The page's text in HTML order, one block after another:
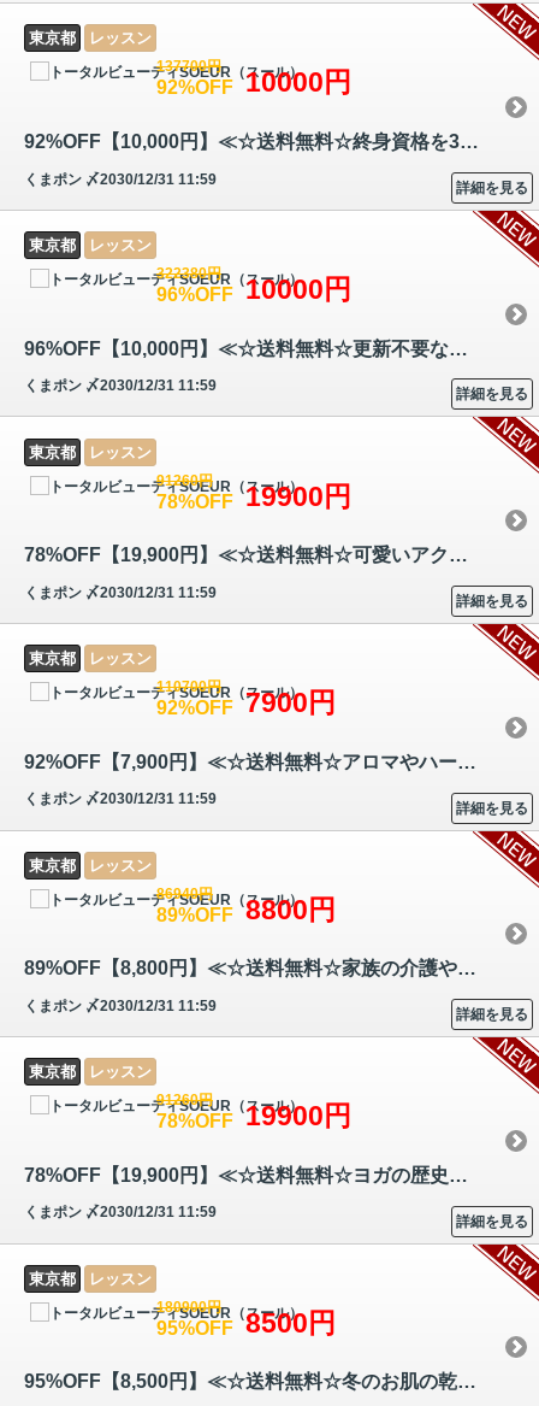
東京都 レッスン
137700円
92%OFF 10000円
92%OFF【10,000円】≪☆送料無料☆終身資格を3つ同時に取得！東洋の「漢方」…
くまポン 〆2030/12/31 11:59
詳細を見る
東京都 レッスン
322380円
96%OFF 10000円
96%OFF【10,000円】≪☆送料無料☆更新不要な終身資格！4つのスキルを同時に…
くまポン 〆2030/12/31 11:59
詳細を見る
東京都 レッスン
91260円
78%OFF 19900円
78%OFF【19,900円】≪☆送料無料☆可愛いアクセサリーを自分で作れる技術を身…
くまポン 〆2030/12/31 11:59
詳細を見る
東京都 レッスン
110700円
92%OFF 7900円
92%OFF【7,900円】≪☆送料無料☆アロマやハーブテラピーについての他、人と…
くまポン 〆2030/12/31 11:59
詳細を見る
東京都 レッスン
86940円
89%OFF 8800円
89%OFF【8,800円】≪☆送料無料☆家族の介護や高齢者と接する機会の多い方へ…
くまポン 〆2030/12/31 11:59
詳細を見る
東京都 レッスン
91260円
78%OFF 19900円
78%OFF【19,900円】≪☆送料無料☆ヨガの歴史や呼吸法、太陽礼拝、各アーサナ…
くまポン 〆2030/12/31 11:59
詳細を見る
東京都 レッスン
180900円
95%OFF 8500円
95%OFF【8,500円】≪☆送料無料☆冬のお肌の乾燥対策にもオススメな炭酸セラ…